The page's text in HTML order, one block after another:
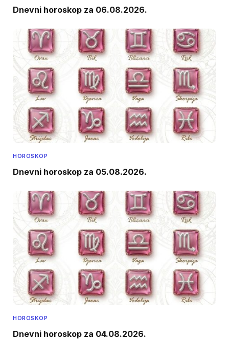
Dnevni horoskop za 06.08.2026.
HOROSKOP
Dnevni horoskop za 05.08.2026.
HOROSKOP
Dnevni horoskop za 04.08.2026.